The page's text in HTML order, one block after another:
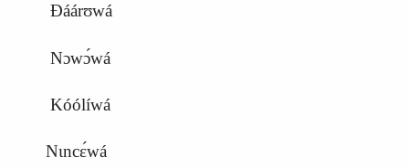
Ɖáárʊwá
Nɔwɔ́wá
Kóólíwá
Nɩncɛ́wá